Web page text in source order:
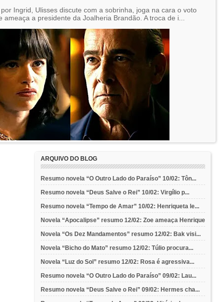
Ingrid, Ulisses discute com a sobrinha, joga na cara o voto
ameaça a presidente da Joalheria Brandão. A troca de i...
ARQUIVO DO BLOG
Resumo novela “O Outro Lado do Paraíso” 10/02: Tôn...
Resumo novela “Deus Salve o Rei” 10/02: Virgílio p...
Resumo novela “Tempo de Amar” 10/02: Henriqueta le...
Novela “Apocalipse” resumo 12/02: Zoe ameaça Henrique
Novela “Os Dez Mandamentos” resumo 12/02: Bak visi...
Novela “Bicho do Mato” resumo 12/02: Túlio procura...
Novela “Luz do Sol” resumo 12/02: Rosa é agressiva...
Resumo novela “O Outro Lado do Paraíso” 09/02: Lau...
Resumo novela “Deus Salve o Rei” 09/02: Hermes cha...